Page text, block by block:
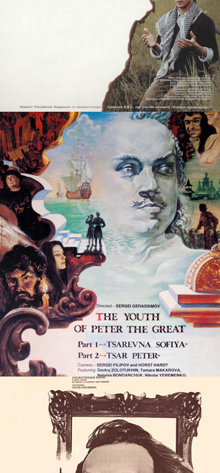
ВРАТАРЬ ГАЛАКТИКИ
films
МУСУЛЬМАНИН
films